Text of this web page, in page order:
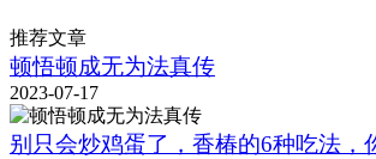
推荐文章
顿悟顿成无为法真传
2023-07-17
别只会炒鸡蛋了，香椿的6种吃法，